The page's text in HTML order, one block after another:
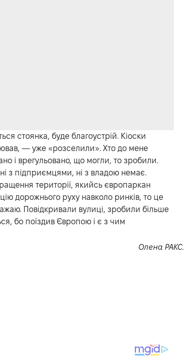
стоянка, буде благоустрій. Кіоски
— уже «розселили». Хто до мене
і врегульовано, що могли, то зробили.
з підприємцями, ні з владою немає.
території, якийсь європаркан
дорожнього руху навколо ринків, то це
Повідкривали вулиці, зробили більше
бо поїздив Європою і є з чим
Олена РАКС.